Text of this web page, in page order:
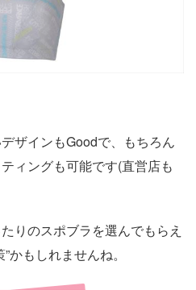
ザインもGoodで、もちろん
ィングも可能です(直営店も
りのスポブラを選んでもらえ
かもしれませんね。